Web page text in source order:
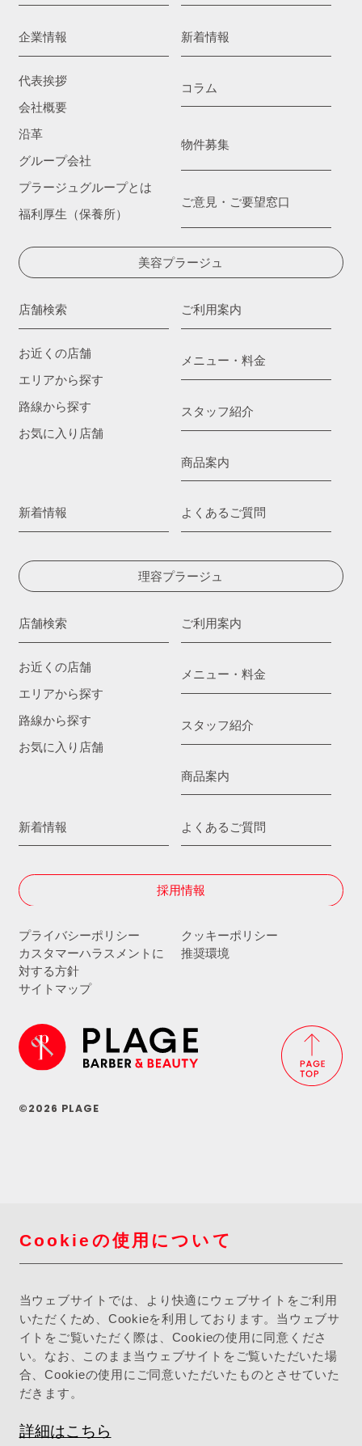
企業情報
代表挨拶
会社概要
沿革
グループ会社
プラージュグループとは
福利厚生（保養所）
新着情報
コラム
物件募集
ご意見・ご要望窓口
美容プラージュ
店舗検索
お近くの店舗
エリアから探す
路線から探す
お気に入り店舗
ご利用案内
メニュー・料金
スタッフ紹介
商品案内
新着情報 よくあるご質問
理容プラージュ
店舗検索
お近くの店舗
エリアから探す
路線から探す
お気に入り店舗
ご利用案内
メニュー・料金
スタッフ紹介
商品案内
新着情報 よくあるご質問
採用情報
プライバシーポリシー
クッキーポリシー
カスタマーハラスメントに
対する方針
推奨環境
サイトマップ
©2026 PLAGE
Cookieの使用について
当ウェブサイトでは、より快適にウェブサイトをご利用
いただくため、Cookieを利用しております。当ウェブサ
イトをご覧いただく際は、Cookieの使用に同意くださ
い。なお、このまま当ウェブサイトをご覧いただいた場
合、Cookieの使用にご同意いただいたものとさせていた
だきます。
詳細はこちら